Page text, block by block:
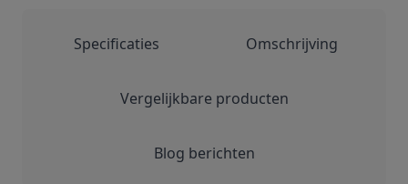
Specificaties Omschrijving
Vergelijkbare producten
Blog berichten